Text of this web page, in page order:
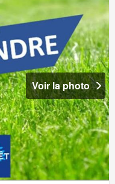
Voir la photo